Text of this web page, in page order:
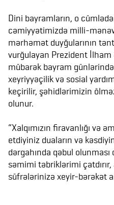
Dini bayramların, o
cəmiyyətimizdə milli-
mərhəmət duyğularının
vurğulayan Prezident İlham
mübarək bayram
xeyriyyəçilik və sosial
keçirilir, şəhidlərimizin
olunur.
“Xalqımızın firavanlığı və
etdiyiniz duaların və
dərgahında qəbul
səmimi təbriklərimi
süfrələrinizə xeyir-bərəkət